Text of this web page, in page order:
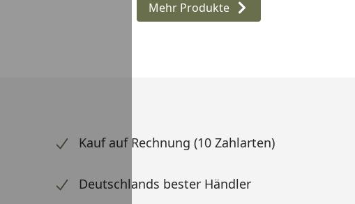
Mehr Produkte
Kauf auf Rechnung (10 Zahlarten)
Deutschlands bester Händler